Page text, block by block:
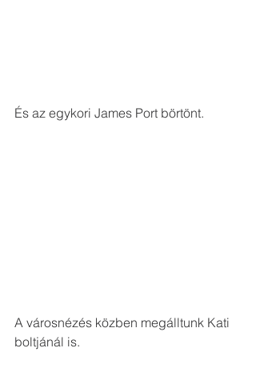
És az egykori James Port börtönt.
A városnézés közben megálltunk Kati
boltjánál is.